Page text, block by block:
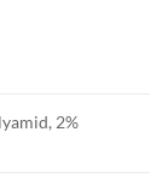
2%